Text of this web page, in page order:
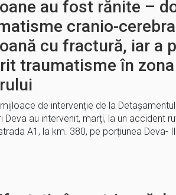
au fost rănite –
cranio-
cu fractură, iar a
traumatisme în zona
de intervenție de la
Deva au intervenit, marți, la un accident
A1, la km. 380, pe porțiunea Deva-